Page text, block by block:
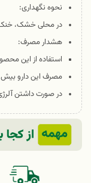
نحوه نگهداری:
در محلی خشک، خنک
هشدار مصرف:
استفاده از این
مصرف این دارو
در صورت داشتن